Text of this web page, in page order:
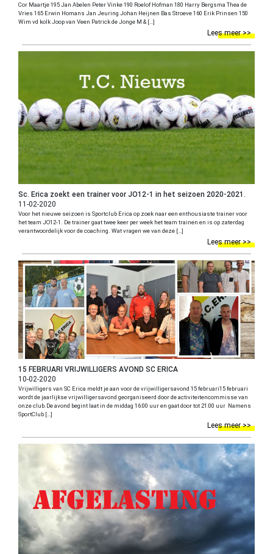
Cor Maartje 195 Jan Abelen Peter Vinke 190 Roelof Hofman 180 Harry Bergsma Thea de
Vries 165 Erwin Homans Jan Jeuring Johan Heijnen Bas Stroeve 160 Erik Prinsen 150
Wim vd kolk Joop van Veen Patrick de Jonge M & […]
Lees meer >>
Sc. Erica zoekt een trainer voor JO12-1 in het seizoen 2020-2021.
11-02-2020
Voor het nieuwe seizoen is Sportclub Erica op zoek naar een enthousiaste trainer voor
het team JO12-1. De trainer gaat twee keer per week het team trainen en is op zaterdag
verantwoordelijk voor de coaching. Wat vragen we van deze […]
Lees meer >>
15 FEBRUARI VRIJWILLIGERS AVOND SC ERICA
10-02-2020
Vrijwilligers van SC Erica meldt je aan voor de vrijwilligersavond 15 februari15 februari
wordt de jaarlijkse vrijwilligersavond georganiseerd door de activiteitencommisse van
onze club.De avond begint laat in de middag 16:00 uur en gaat door tot 21:00 uur Namens
SportClub […]
Lees meer >>